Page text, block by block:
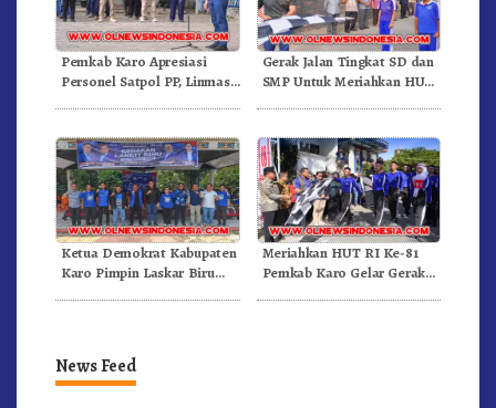
Pemkab Karo Apresiasi
Personel Satpol PP, Linmas,
Gerak Jalan Tingkat SD dan
SMP Untuk Meriahkan HUT
Ketua Demokrat Kabupaten
Karo Pimpin Laskar Biru
Meriahkan HUT RI Ke-81
Pemkab Karo Gelar Gerak
News Feed